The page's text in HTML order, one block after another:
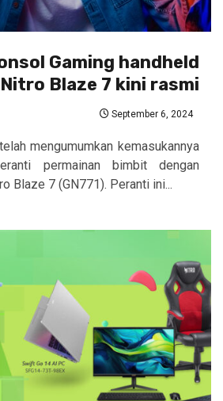
Gaming handheld
Blaze 7 kini rasmi
September 6, 2024
mengumumkan kemasukannya
permainan bimbit dengan
Blaze 7 (GN771). Peranti ini...